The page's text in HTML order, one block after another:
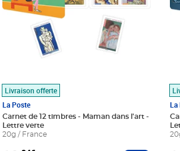
Livraison offerte
La Poste
Carnet de 12 timbres - Maman dans l'art -
Lettre verte
20g / France
La